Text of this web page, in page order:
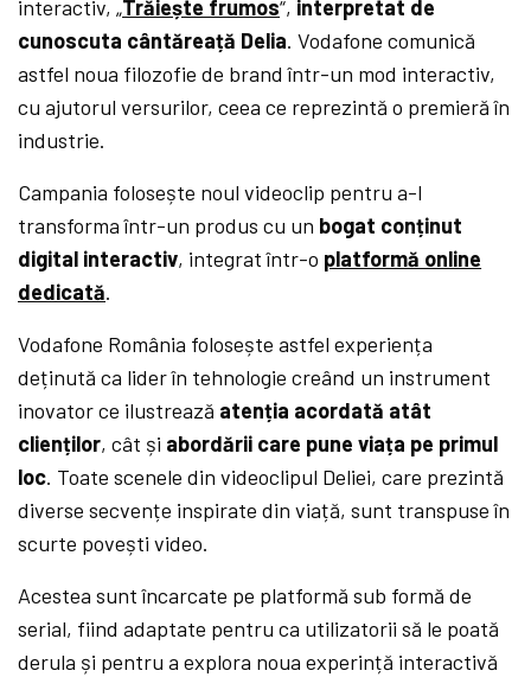
interactiv, „Trăiește frumos“, interpretat de
cunoscuta cântăreață Delia. Vodafone comunică
astfel noua filozofie de brand într-un mod interactiv,
cu ajutorul versurilor, ceea ce reprezintă o premieră în
industrie.
Campania folosește noul videoclip pentru a-l
transforma într-un produs cu un bogat conținut
digital interactiv, integrat într-o platformă online
dedicată.
Vodafone România folosește astfel experiența
deținută ca lider în tehnologie creând un instrument
inovator ce ilustrează atenția acordată atât
clienților, cât și abordării care pune viața pe primul
loc. Toate scenele din videoclipul Deliei, care prezintă
diverse secvențe inspirate din viață, sunt transpuse în
scurte povești video.
Acestea sunt încarcate pe platformă sub formă de
serial, fiind adaptate pentru ca utilizatorii să le poată
derula și pentru a explora noua experință interactivă